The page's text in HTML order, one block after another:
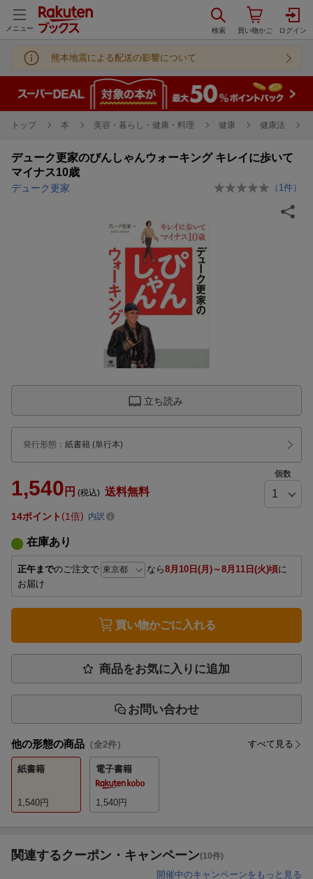
メニュー
熊本地震による配送の影響について
トップ 本 美容・暮らし・健康・料理 健康 健康法
デューク更家のぴんしゃんウォーキング キレイに歩いて
マイナス10歳
デューク更家 （ 1 件）
立ち読み
発行形態 ： 紙書籍 (単行本)
1,540 円 (税込) 送料無料
個数
14ポイント 1倍 内訳
在庫あり
正午までのご注文で なら8月10日(月)～8月11日(火)頃に
お届け
買い物かごに入れる
商品をお気に入りに追加
お問い合わせ
他の形態の商品 （全2件） すべて見る
紙書籍
1,540円
電子書籍
1,540円
関連するクーポン・キャンペーン(10件)
開催中のキャンペーンをもっと見る